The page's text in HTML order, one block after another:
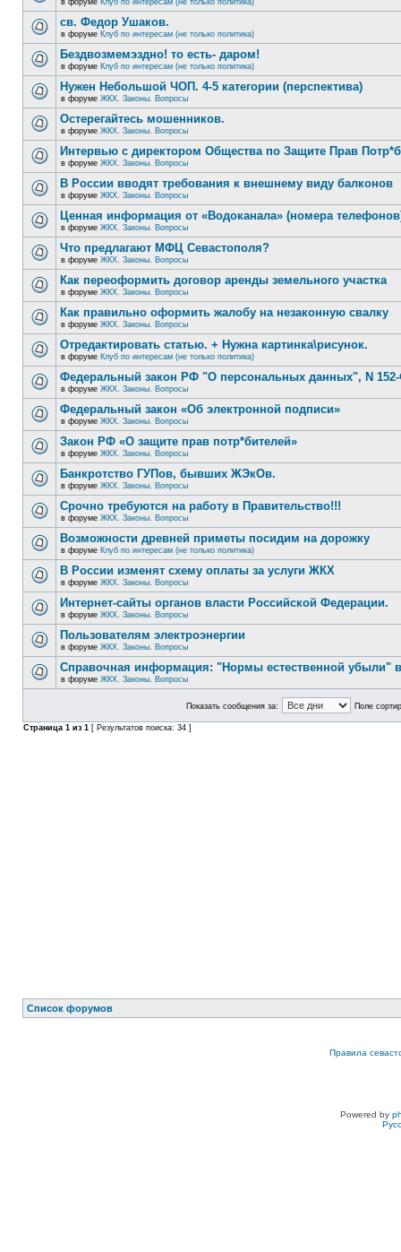
в форуме Клуб по интересам (не только политика)
св. Федор Ушаков.
в форуме Клуб по интересам (не только политика)
Бездвозмемэздно! то есть- даром!
в форуме Клуб по интересам (не только политика)
Нужен Небольшой ЧОП. 4-5 категории (перспектива)
в форуме ЖКХ. Законы. Вопросы
Остерегайтесь мошенников.
в форуме ЖКХ. Законы. Вопросы
Интервью с директором Общества по Защите Прав
в форуме ЖКХ. Законы. Вопросы
В России вводят требования к внешнему виду балконов
в форуме ЖКХ. Законы. Вопросы
Ценная информация от «Водоканала» (номера
в форуме ЖКХ. Законы. Вопросы
Что предлагают МФЦ Севастополя?
в форуме ЖКХ. Законы. Вопросы
Как переоформить договор аренды земельного участка
в форуме ЖКХ. Законы. Вопросы
Как правильно оформить жалобу на незаконную свалку
в форуме ЖКХ. Законы. Вопросы
Отредактировать статью. + Нужна картинка\рисунок.
в форуме Клуб по интересам (не только политика)
Федеральный закон РФ "О персональных данных", N
в форуме ЖКХ. Законы. Вопросы
Федеральный закон «Об электронной подписи»
в форуме ЖКХ. Законы. Вопросы
Закон РФ «О защите прав потр*бителей»
в форуме ЖКХ. Законы. Вопросы
Банкротство ГУПов, бывших ЖЭкОв.
в форуме ЖКХ. Законы. Вопросы
Срочно требуются на работу в Правительство!!!
в форуме ЖКХ. Законы. Вопросы
Возможности древней приметы посидим на дорожку
в форуме Клуб по интересам (не только политика)
В России изменят схему оплаты за услуги ЖКХ
в форуме ЖКХ. Законы. Вопросы
Интернет-сайты органов власти Российской Федерации.
в форуме ЖКХ. Законы. Вопросы
Пользователям электроэнергии
в форуме ЖКХ. Законы. Вопросы
Справочная информация: "Нормы естественной убыли"
в форуме ЖКХ. Законы. Вопросы
Показать сообщения за: Поле
Страница 1 из 1 [ Результатов поиска: 34 ]
Список форумов
Правила
Powered by